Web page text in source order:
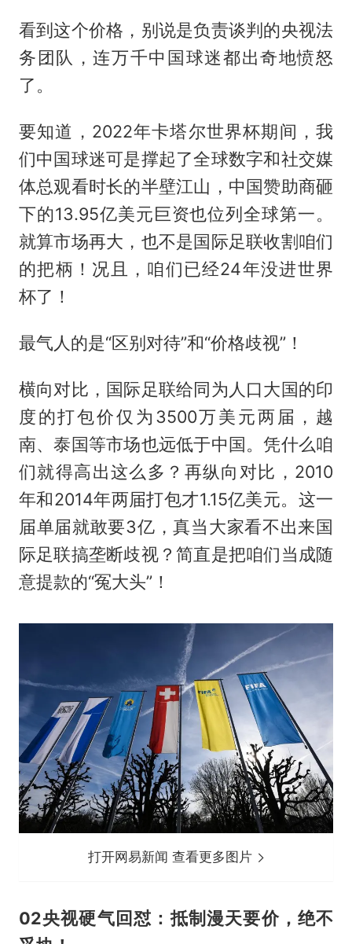
看到这个价格，别说是负责谈判的央视法
务团队，连万千中国球迷都出奇地愤怒
了。
要知道，2022年卡塔尔世界杯期间，我
们中国球迷可是撑起了全球数字和社交媒
体总观看时长的半壁江山，中国赞助商砸
下的13.95亿美元巨资也位列全球第一。
就算市场再大，也不是国际足联收割咱们
的把柄！况且，咱们已经24年没进世界
杯了！
最气人的是“区别对待”和“价格歧视”！
横向对比，国际足联给同为人口大国的印
度的打包价仅为3500万美元两届，越
南、泰国等市场也远低于中国。凭什么咱
们就得高出这么多？再纵向对比，2010
年和2014年两届打包才1.15亿美元。这一
届单届就敢要3亿，真当大家看不出来国
际足联搞垄断歧视？简直是把咱们当成随
意提款的“冤大头”！
打开网易新闻 查看更多图片
02央视硬气回怼：抵制漫天要价，绝不